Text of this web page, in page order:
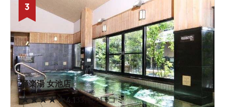
3
極楽湯 女池店
★★★★★4.1
33件の口コミ